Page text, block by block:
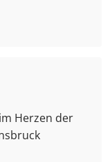
Herzen der